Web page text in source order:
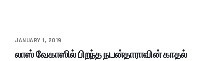
JANUARY 1, 2019
லாஸ் வேகாஸில் பிறந்த நயன்தாராவின் காதல்